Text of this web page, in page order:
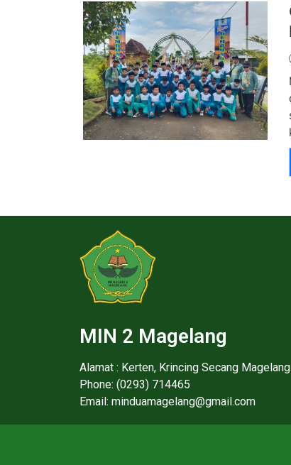
MIN 2 Magelang
Alamat : Kerten, Krincing Secang Magelang.
Phone: (0293) 714465
Email: minduamagelang@gmail.com